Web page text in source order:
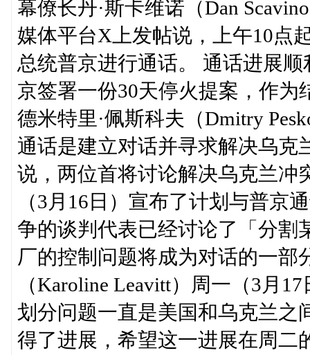
幕僚长丹·斯卡维诺（Dan
媒体平台X上发帖说，上午10点
总统普京进行通话。 通话进展
京签署一份30天停火提案，作
德米特里·佩斯科夫（Dmitry
通话是建立对话并寻求解决乌克
说，两位首将讨论解决乌克兰冲
（3月16日）宣布了计划与普京
争的谈判代表已经讨论了「分割
厂的控制问题将成为对话的一部
（Karoline Leavitt）周一（3月
划分问题一直是美国和乌克兰之
得了进展，希望这一进展在周二